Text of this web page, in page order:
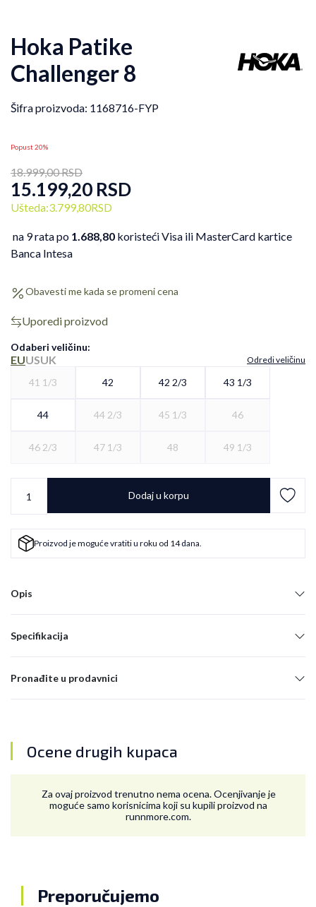
Hoka Patike
Challenger 8
Šifra proizvoda: 1168716-FYP
Popust 20%
18.999,00RSD
15.199,20 RSD
Ušteda:3.799,80RSD
na 9 rata po 1.688,80 koristeći Visa ili MasterCard kartice
Banca Intesa
Obavesti me kada se promeni cena
Uporedi proizvod
Odaberi veličinu:
EUUSUK Odredi veličinu
41 1/3 42 42 2/3 43 1/3
44 44 2/3 45 1/3 46
46 2/3 47 1/3 48 49 1/3
Dodaj u korpu
Proizvod je moguće vratiti u roku od 14 dana.
Opis
Specifikacija
Pronađite u prodavnici
Ocene drugih kupaca
Za ovaj proizvod trenutno nema ocena. Ocenjivanje je
moguće samo korisnicima koji su kupili proizvod na
runnmore.com.
Preporučujemo